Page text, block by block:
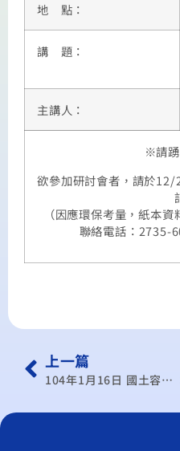
地 點：
講 題：
主講人：
※請
欲參加研討會者，請於
（因應環保考量，紙本
聯絡電話：2735-
上一篇
104年1月16日 國土容受力與韌性城鄉研討會